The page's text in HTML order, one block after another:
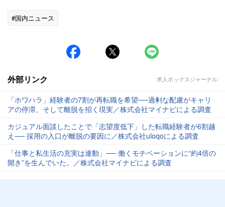
#国内ニュース
外部リンク 求人ボックスジャーナル
「ホワハラ」経験者の7割が再転職を希望──過剰な配慮がキャリ
アの停滞、そして離脱を招く現実／株式会社マイナビによる調査
カジュアル面談したことで「志望度低下」した転職経験者が6割越
え── 採用の入口が離脱の要因に／株式会社uloqoによる調査
「仕事と私生活の充実は連動」── 働くモチベーションに“約4倍の
開き”を生んでいた。／株式会社マイナビによる調査